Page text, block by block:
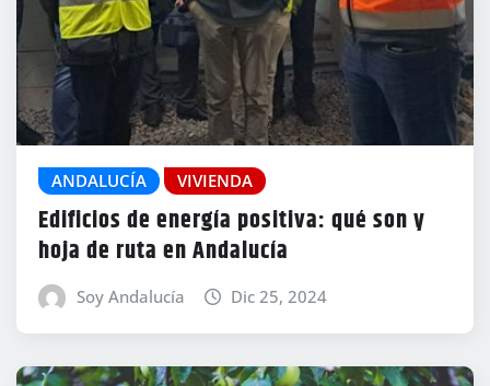
ANDALUCÍA VIVIENDA
Edificios de energía positiva: qué son y
hoja de ruta en Andalucía
Soy Andalucía Dic 25, 2024